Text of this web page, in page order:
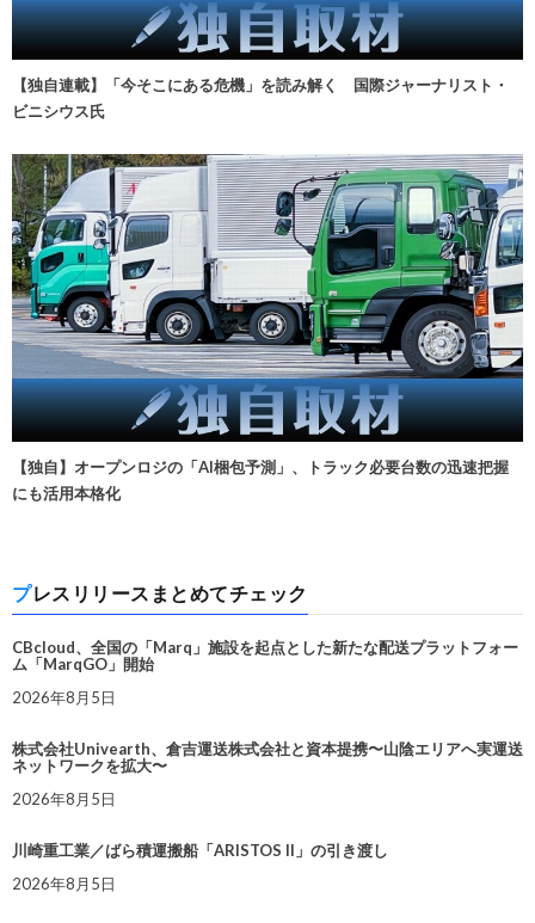
【独自連載】「今そこにある危機」を読み解く 国際ジャーナリスト・
ビニシウス氏
【独自】オープンロジの「AI梱包予測」、トラック必要台数の迅速把握
にも活用本格化
プレスリリースまとめてチェック
CBcloud、全国の「Marq」施設を起点とした新たな配送プラットフォー
ム「MarqGO」開始
2026年8月5日
株式会社Univearth、倉吉運送株式会社と資本提携〜山陰エリアへ実運送
ネットワークを拡大〜
2026年8月5日
川崎重工業／ばら積運搬船「ARISTOS II」の引き渡し
2026年8月5日